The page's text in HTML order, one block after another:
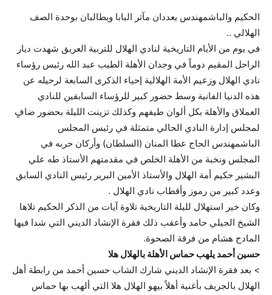
الحكيم والباشمهندس يعددان مآثر البابا ويطالبان بوحدة الصف
الهلالي ‪..
في يوم من الأيام التاريخية لنادي الهلال للتربية العريق شهدت ديار
الراحل المقيم دوماً في وجدان الأهلة الطيب عبد الله رئيس رؤساء
نادي الهلال وزعيم الأمة الهلالية إحياء الذكرى السابعة لرحيله عن
هذه الدنيا الفانية وسط حضور كبير للرؤساء السابقين للنادي
العملاق والأهلة بكل ألوان طيفهم وكذلك تزينت الليلة بحضور ضافٍ
لمجلس إدارة النادي الحالي متمثلة في رئيس المجلس
الباشمهندس الحاج عطا المنان (السلطان) وأركان حربه في
المجلس ونخبة من الأهلة الخلص في مقدمتهم الأستاذ طه علي
البشير حكيم أمة الهلال والأستاذ الأمين البرير رئيس النادي السابق
وعدد كبير من رموز وأقطاب نادي الهلال .
وكان خير استهلال لليلة التاريخية تلاوة آيات من الذكر الحكيم تلاها
الشيخ الجيلي حامد وأعقب ذلك فقرة الإنشاد الديني التي شدا فيها
المادح هشام من فرقة الصحوة.
حسين أحمد يلهب حماس الأهلة بالهلال هلا
> بعد فقرة الإنشاد الديني شارك الشاب حسين أحمد من رابطة أهل
الهلال بالجريف بأغنية أهلاً بيهو الهلال هلا التي ألهب بها حماس